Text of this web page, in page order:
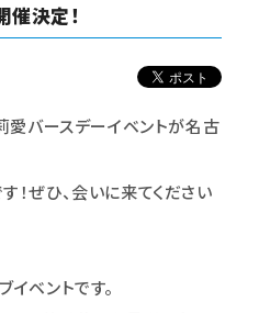
決定！
愛バースデーイベントが名古
！ぜひ、会いに来てください
イベントです。